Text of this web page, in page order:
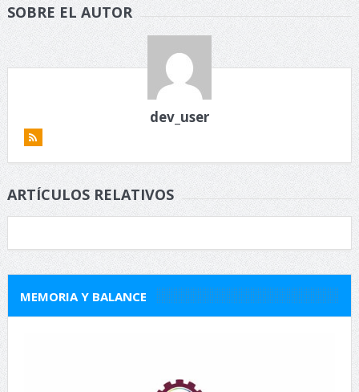
SOBRE EL AUTOR
dev_user
ARTÍCULOS RELATIVOS
MEMORIA Y BALANCE